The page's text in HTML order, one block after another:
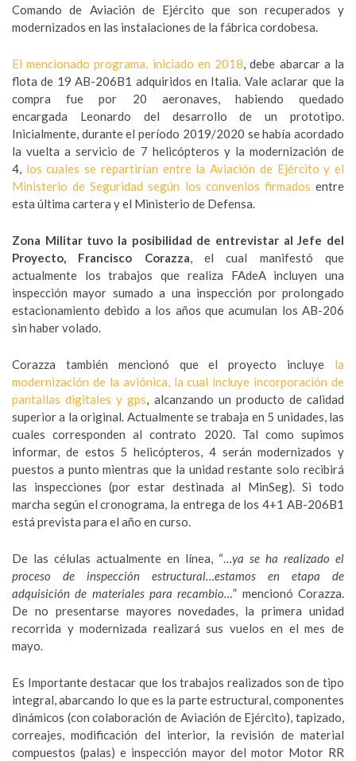
Comando de Aviación de Ejército que son recuperados y
modernizados en las instalaciones de la fábrica cordobesa.
El mencionado programa, iniciado en 2018, debe abarcar a la
flota de 19 AB-206B1 adquiridos en Italia. Vale aclarar que la
compra fue por 20 aeronaves, habiendo quedado
encargada Leonardo del desarrollo de un prototipo.
Inicialmente, durante el período 2019/2020 se había acordado
la vuelta a servicio de 7 helicópteros y la modernización de
4, los cuales se repartirían entre la Aviación de Ejército y el
Ministerio de Seguridad según los convenios firmados entre
esta última cartera y el Ministerio de Defensa.
Zona Militar tuvo la posibilidad de entrevistar al Jefe del
Proyecto, Francisco Corazza, el cual manifestó que
actualmente los trabajos que realiza FAdeA incluyen una
inspección mayor sumado a una inspección por prolongado
estacionamiento debido a los años que acumulan los AB-206
sin haber volado.
Corazza también mencionó que el proyecto incluye la
modernización de la aviónica, la cual incluye incorporación de
pantallas digitales y gps, alcanzando un producto de calidad
superior a la original. Actualmente se trabaja en 5 unidades, las
cuales corresponden al contrato 2020. Tal como supimos
informar, de estos 5 helicópteros, 4 serán modernizados y
puestos a punto mientras que la unidad restante solo recibirá
las inspecciones (por estar destinada al MinSeg). Si todo
marcha según el cronograma, la entrega de los 4+1 AB-206B1
está prevista para el año en curso.
De las células actualmente en línea, “…ya se ha realizado el
proceso de inspección estructural…estamos en etapa de
adquisición de materiales para recambio…” mencionó Corazza.
De no presentarse mayores novedades, la primera unidad
recorrida y modernizada realizará sus vuelos en el mes de
mayo.
Es Importante destacar que los trabajos realizados son de tipo
integral, abarcando lo que es la parte estructural, componentes
dinámicos (con colaboración de Aviación de Ejército), tapizado,
correajes, modificación del interior, la revisión de material
compuestos (palas) e inspección mayor del motor Motor RR